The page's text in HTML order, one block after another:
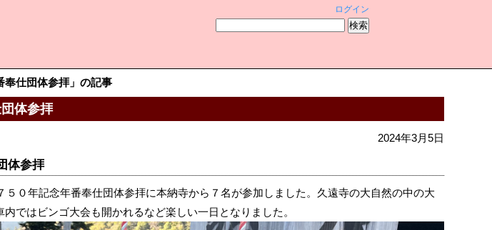
ログイン
奉仕団体参拝」の記事
体参拝
2024年3月5日
体参拝
５０年記念年番奉仕団体参拝に本納寺から７名が参加しました。久遠寺の大自然の中の大
ではビンゴ大会も開かれるなど楽しい一日となりました。